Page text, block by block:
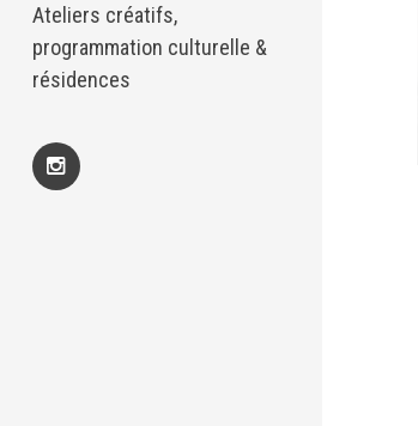
Ateliers créatifs,
programmation culturelle &
résidences